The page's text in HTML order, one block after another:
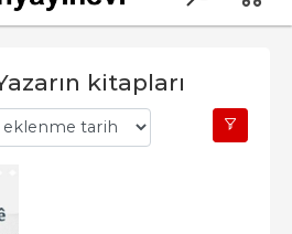
kitapları